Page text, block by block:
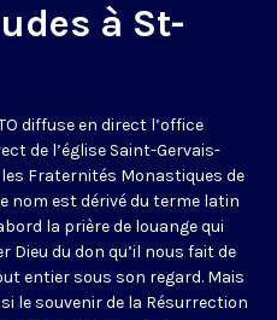
à St-
diffuse en direct l’office
de l’église Saint-Gervais-
Fraternités Monastiques de
nom est dérivé du terme latin
la prière de louange qui
Dieu du don qu’il nous fait de
entier sous son regard. Mais
le souvenir de la Résurrection